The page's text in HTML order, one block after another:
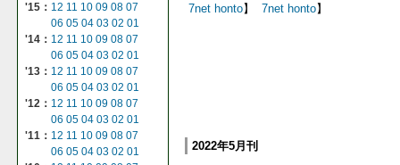
'15： 12 11 10 09 08 07
06 05 04 03 02 01
'14： 12 11 10 09 08 07
06 05 04 03 02 01
'13： 12 11 10 09 08 07
06 05 04 03 02 01
'12： 12 11 10 09 08 07
06 05 04 03 02 01
'11： 12 11 10 09 08 07
06 05 04 03 02 01
7net honto】
7net honto】
2022年5月刊